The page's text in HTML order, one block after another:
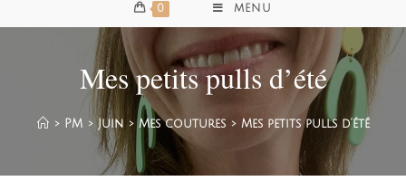
0 MENU
Mes petits pulls d’été
> PM > Juin > Mes coutures > Mes petits pulls d’été